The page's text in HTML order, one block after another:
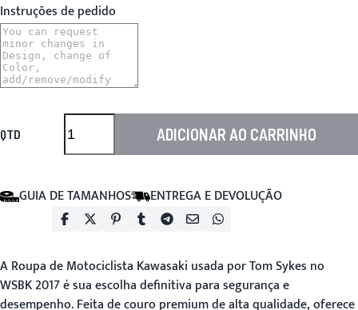
Instruções de pedido
QTD ADICIONAR AO CARRINHO
GUIA DE TAMANHOS ENTREGA E DEVOLUÇÃO
ARoupa de Motociclista Kawasaki usada por Tom Sykes no
WSBK 2017 é sua escolha definitiva para segurança e
desempenho. Feita de couro premium de alta qualidade, oferece